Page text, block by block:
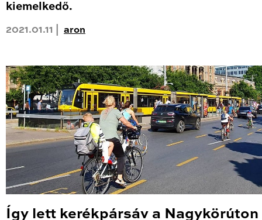
kiemelkedő.
2021.01.11 | aron
Így lett kerékpársáv a Nagykörúton